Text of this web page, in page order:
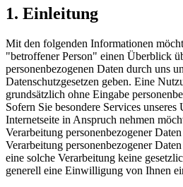
1. Einleitung
Mit den folgenden Informationen
"betroffener Person" einen Überblick
personenbezogenen Daten durch uns
Datenschutzgesetzen geben. Eine
grundsätzlich ohne Eingabe
Sofern Sie besondere Services unseres
Internetseite in Anspruch nehmen
Verarbeitung personenbezogener
Verarbeitung personenbezogener
eine solche Verarbeitung keine
generell eine Einwilligung von Ihnen